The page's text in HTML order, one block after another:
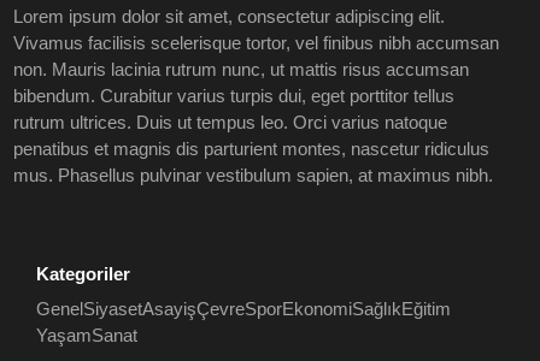
Lorem ipsum dolor sit amet, consectetur adipiscing elit.
Vivamus facilisis scelerisque tortor, vel finibus nibh accumsan
non. Mauris lacinia rutrum nunc, ut mattis risus accumsan
bibendum. Curabitur varius turpis dui, eget porttitor tellus
rutrum ultrices. Duis ut tempus leo. Orci varius natoque
penatibus et magnis dis parturient montes, nascetur ridiculus
mus. Phasellus pulvinar vestibulum sapien, at maximus nibh.
Kategoriler
Genel SiyasetAsayişÇevreSporEkonomiSağlıkEğitim
YaşamSanat